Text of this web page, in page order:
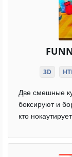
3D
Две смешные
боксируют и
кто